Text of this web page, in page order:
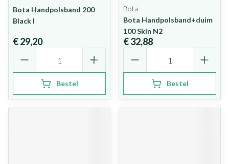
Bota Handpolsband 200
Black l
€ 29,20
Bestel
Bota
Bota Handpolsband+duim
100 Skin N2
€ 32,88
Bestel